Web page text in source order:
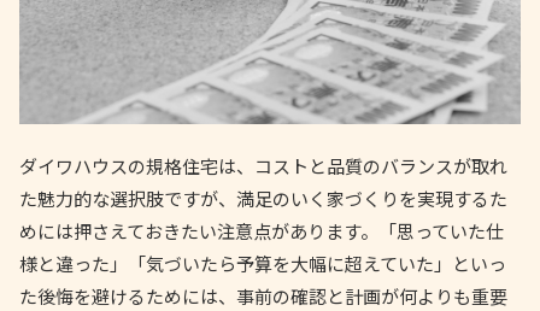
ダイワハウスの規格住宅は、コストと品質のバランスが取れ
た魅力的な選択肢ですが、満足のいく家づくりを実現するた
めには押さえておきたい注意点があります。「思っていた仕
様と違った」「気づいたら予算を大幅に超えていた」といっ
た後悔を避けるためには、事前の確認と計画が何よりも重要